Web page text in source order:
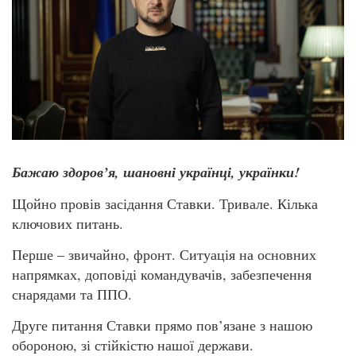
Бажаю здоров’я, шановні українці, українки!
Щойно провів засідання Ставки. Тривале. Кілька
ключових питань.
Перше – звичайно, фронт. Ситуація на основних
напрямках, доповіді командувачів, забезпечення
снарядами та ППО.
Друге питання Ставки прямо пов’язане з нашою
обороною, зі стійкістю нашої держави.